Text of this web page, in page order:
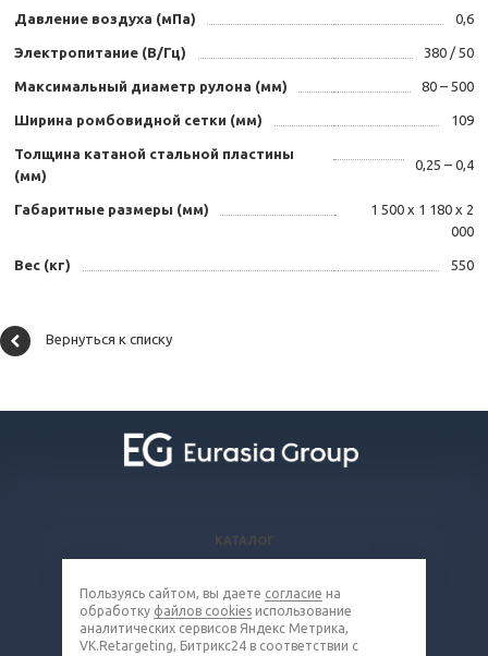
Давление воздуха (мПа) 0,6
Электропитание (В/Гц) 380 / 50
Максимальный диаметр рулона (мм) 80 – 500
Ширина ромбовидной сетки (мм) 109
Толщина катаной стальной пластины
(мм)
0,25 – 0,4
Габаритные размеры (мм)
1 500 х 1 180 х 2
000
Вес (кг) 550
Вернуться к списку
КАТАЛОГ
КОМПАНИЯ
КОНТАКТЫ
Пользуясь сайтом, вы даете согласие на
обработку файлов cookies использование
аналитических сервисов Яндекс Метрика,
VK.Retargeting, Битрикс24 в соответствии с